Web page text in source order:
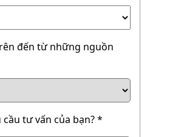
đến từ những nguồn
tư vấn của bạn? *